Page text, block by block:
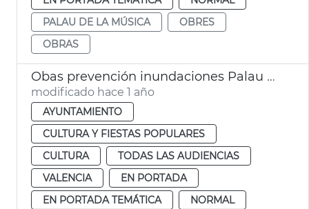
PALAU DE LA MÚSICA
OBRES
OBRAS
Obas prevención inundaciones Palau Música de València
modificado hace 1 año
AYUNTAMIENTO
CULTURA Y FIESTAS POPULARES
CULTURA
TODAS LAS AUDIENCIAS
VALENCIA
EN PORTADA
EN PORTADA TEMÁTICA
NORMAL